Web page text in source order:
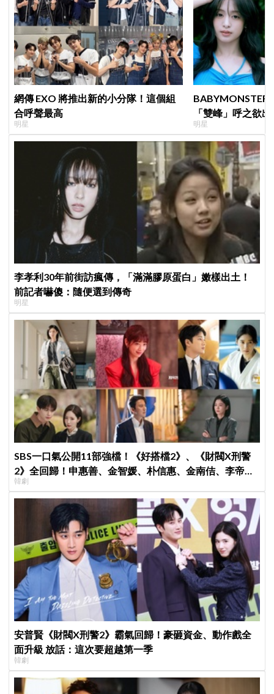
網傳 EXO 將推出新的小分隊！這個組
合呼聲最高
明星
BABYMONSTER
「雙峰」呼之欲
小動作！網：造
明星
李孝利30年前街訪瘋傳，「滿滿膠原蛋白」嫩樣出土！
前記者嚇傻：隨便選到傳奇
明星
SBS一口氣公開11部強檔！《好搭檔2》、《財閥X刑警
2》全回歸！申惠善、金智媛、朴信惠、金南佶、李帝
勳...陣容太狂了
韓劇
安普賢《財閥X刑警2》霸氣回歸！豪砸資金、動作戲全
面升級 放話：這次要超越第一季
韓劇